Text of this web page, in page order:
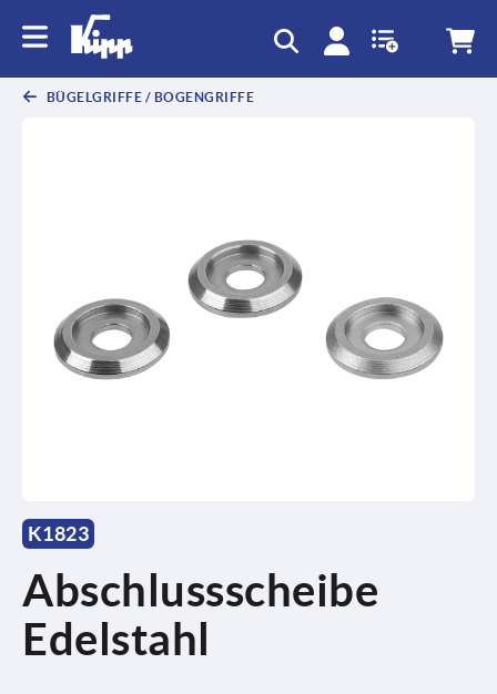
BÜGELGRIFFE / BOGENGRIFFE
K1823
Abschlussscheibe
Edelstahl